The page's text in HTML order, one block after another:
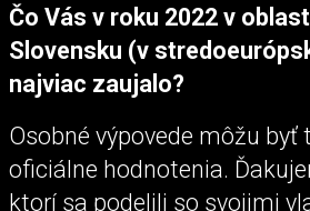
Čo Vás v roku 2022 v
Slovensku (v
najviac zaujalo?
Osobné výpovede môžu byť
oficiálne hodnotenia.
ktorí sa podelili so svojimi